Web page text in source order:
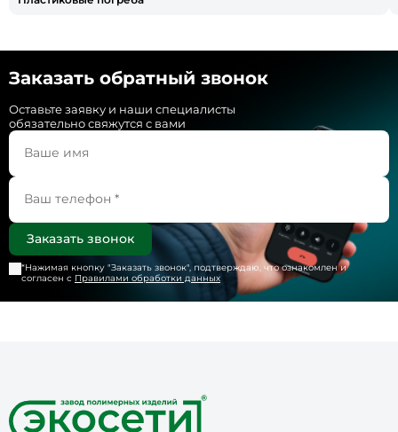
Заказать обратный звонок
Оставьте заявку и наши специалисты
обязательно свяжутся с вами
*Нажимая кнопку "Заказать звонок", подтверждаю, что ознакомлен и
согласен с Правилами обработки данных